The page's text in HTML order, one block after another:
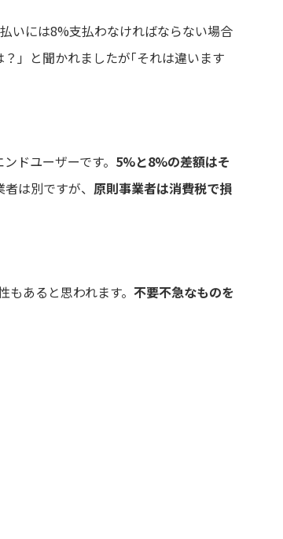
いには8%支払わなければならない場合
」と聞かれましたが｢それは違います
ドユーザーです。 5%と8%の差額はそ
は別ですが、 原則事業者は消費税で損
あると思われます。 不要不急なものを